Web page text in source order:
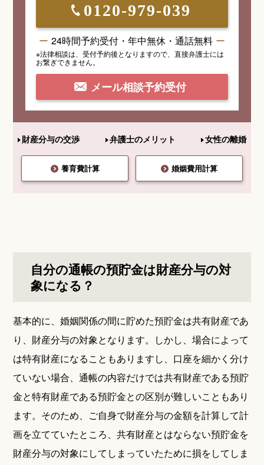
0120-979-039
24時間予約受付・年中無休・通話無料
※法律相談は、受付予約後となりますので、 直接弁護士には
お繋ぎできません。
メール相談予約受付
財産分与の交渉 弁護士のメリット 女性の離婚
養育費計算 婚姻費用計算
自分の通帳の預貯金は財産分与の対
象になる？
基本的に、婚姻関係の間に貯めた預貯金は共有財産であ
り、財産分与の対象となります。しかし、場合によって
は特有財産になることもありますし、口座を細かく分け
ていない場合、通帳の内容だけでは共有財産である預貯
金と特有財産である預貯金との区別が難しいこともあり
ます。そのため、ご自身で財産分与の金額を計算して計
画を立てていたところ、共有財産とはならない預貯金を
財産分与の対象にしてしまっていたために損をしてしま